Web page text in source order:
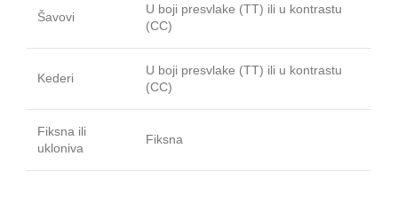
Šavovi
U boji presvlake (TT) ili u kontrastu
(CC)
Kederi
U boji presvlake (TT) ili u kontrastu
(CC)
Fiksna ili
ukloniva
Fiksna